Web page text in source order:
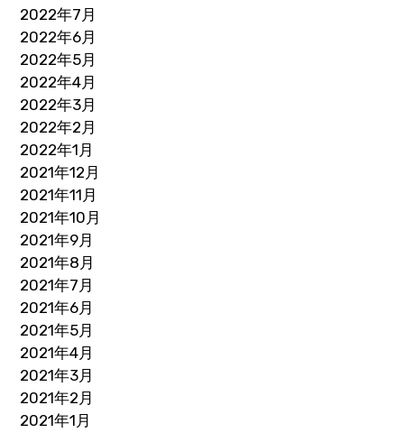
2022年7月
2022年6月
2022年5月
2022年4月
2022年3月
2022年2月
2022年1月
2021年12月
2021年11月
2021年10月
2021年9月
2021年8月
2021年7月
2021年6月
2021年5月
2021年4月
2021年3月
2021年2月
2021年1月